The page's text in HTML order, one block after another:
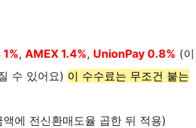
, AMEX 1.4%, UnionPay 0.8% (이
수 있어요) 이 수수료는 무조건 붙는
에 전신환매도율 곱한 뒤 적용)